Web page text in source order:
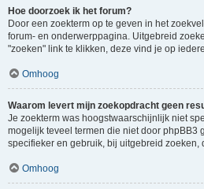
Hoe doorzoek ik het forum?
Door een zoekterm op te geven in het
forum- en onderwerppagina. Uitgebreid
"zoeken" link te klikken, deze vind je op
Omhoog
Waarom levert mijn zoekopdracht geen
Je zoekterm was hoogstwaarschijnlijk niet
mogelijk teveel termen die niet door phpBB3
specifieker en gebruik, bij uitgebreid zoeken,
Omhoog